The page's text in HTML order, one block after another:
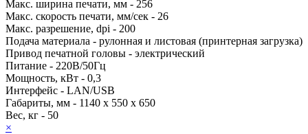
Макс. ширина печати, мм - 256
Макс. скорость печати, мм/сек - 26
Макс. разрешение, dpi - 200
Подача материала - рулонная и листовая (принтерная загрузка)
Привод печатной головы - электрический
Питание - 220В/50Гц
Мощность, кВт - 0,3
Интерфейс - LAN/USB
Габариты, мм - 1140 х 550 х 650
Вес, кг - 50
×